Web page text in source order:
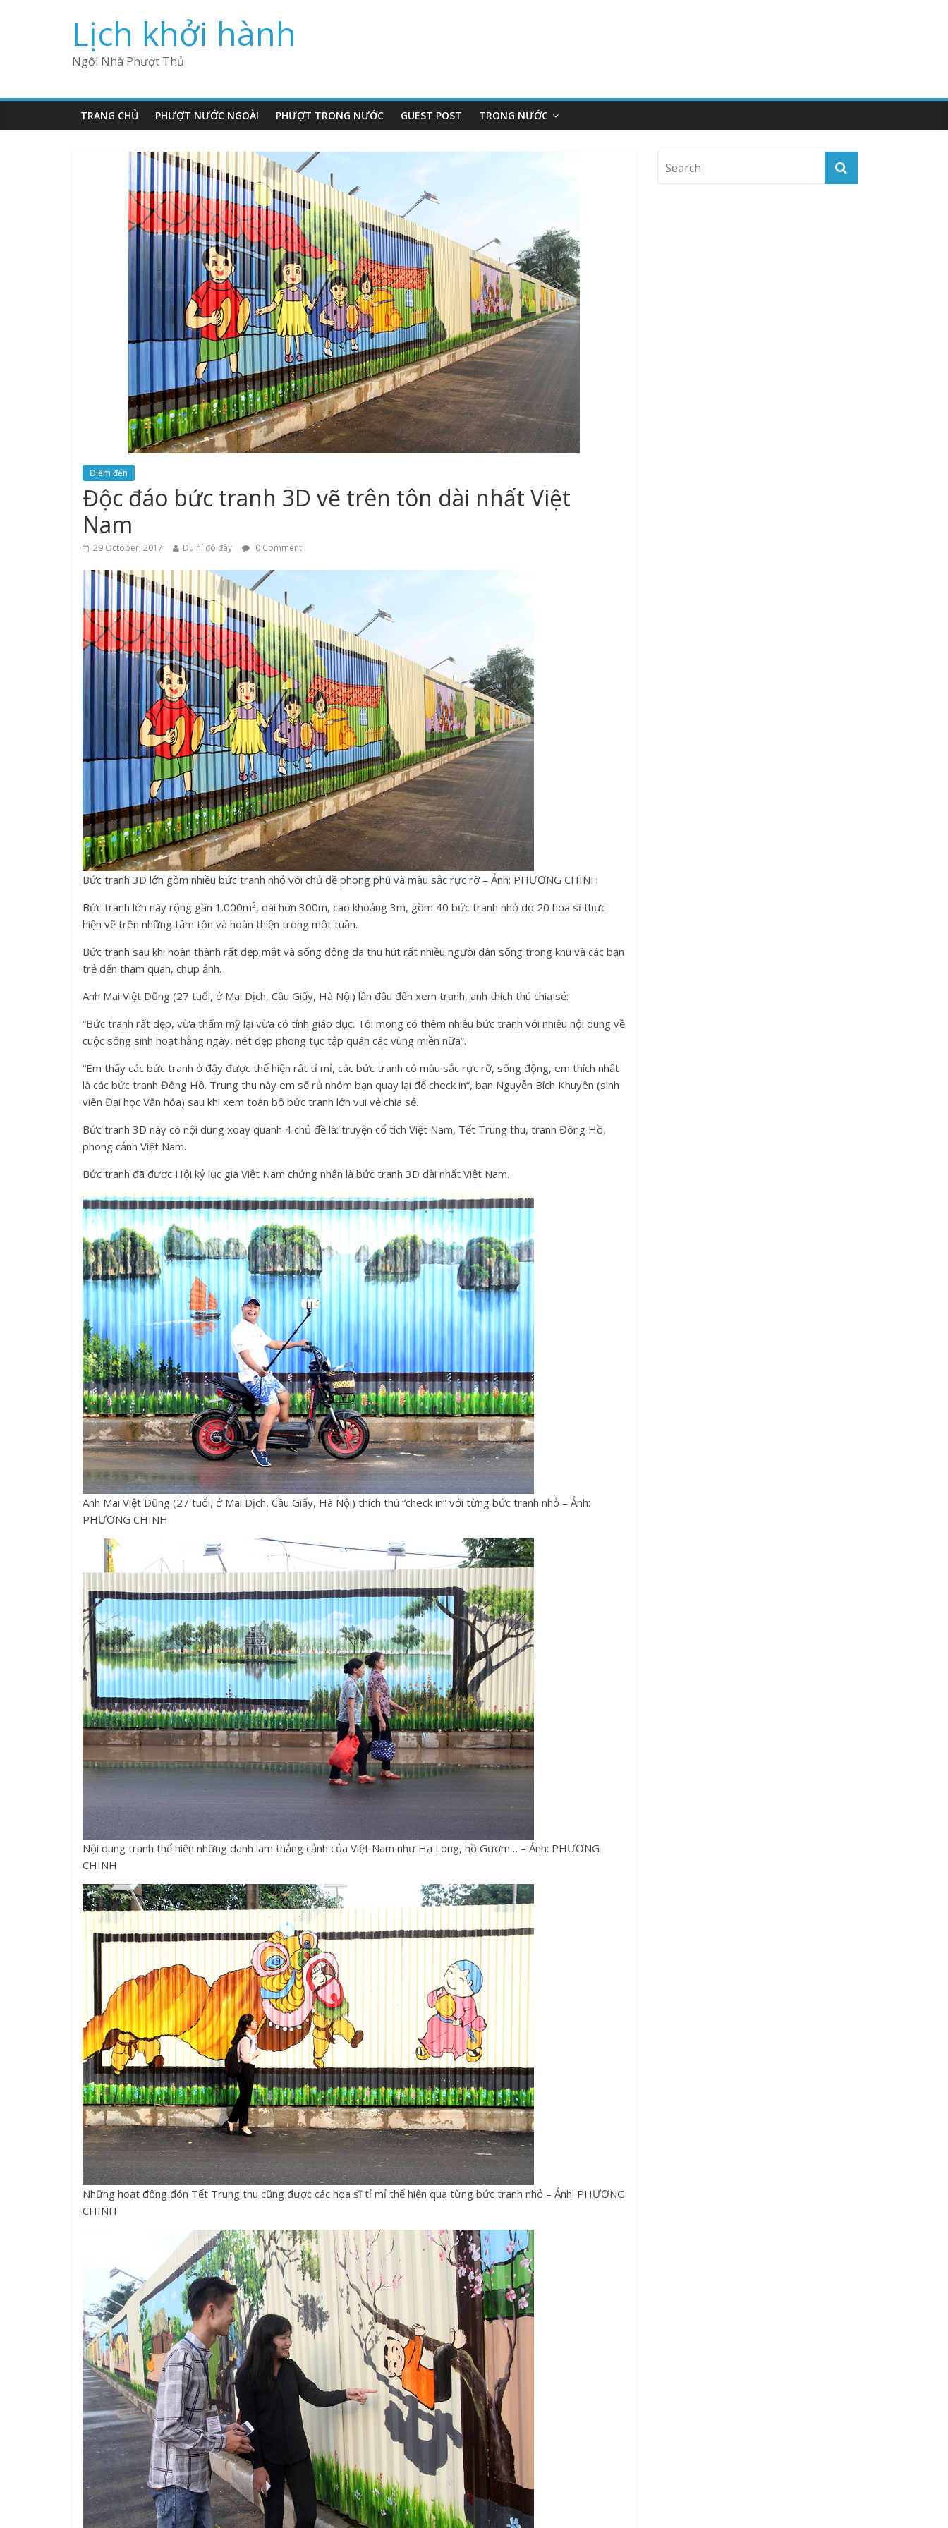
Lịch khởi hành
Ngôi Nhà Phượt Thủ
TRANG CHỦ PHƯỢT NƯỚC NGOÀI PHƯỢT TRONG NƯỚC GUEST POST TRONG NƯỚC
Điểm đến
Độc đáo bức tranh 3D vẽ trên tôn dài nhất Việt
Nam
29 October, 2017 Du hí đó đây 0 Comment
Bức tranh 3D lớn gồm nhiều bức tranh nhỏ với chủ đề phong phú và màu sắc rực rỡ – Ảnh: PHƯƠNG CHINH
Bức tranh lớn này rộng gần 1.000m2, dài hơn 300m, cao khoảng 3m, gồm 40 bức tranh nhỏ do 20 họa sĩ thực
hiện vẽ trên những tấm tôn và hoàn thiện trong một tuần.
Bức tranh sau khi hoàn thành rất đẹp mắt và sống động đã thu hút rất nhiều người dân sống trong khu và các bạn
trẻ đến tham quan, chụp ảnh.
Anh Mai Việt Dũng (27 tuổi, ở Mai Dịch, Cầu Giấy, Hà Nội) lần đầu đến xem tranh, anh thích thú chia sẻ:
“Bức tranh rất đẹp, vừa thẩm mỹ lại vừa có tính giáo dục. Tôi mong có thêm nhiều bức tranh với nhiều nội dung về
cuộc sống sinh hoạt hằng ngày, nét đẹp phong tục tập quán các vùng miền nữa”.
“Em thấy các bức tranh ở đây được thể hiện rất tỉ mỉ, các bức tranh có màu sắc rực rỡ, sống động, em thích nhất
là các bức tranh Đông Hồ. Trung thu này em sẽ rủ nhóm bạn quay lại để check in“, bạn Nguyễn Bích Khuyên (sinh
viên Đại học Văn hóa) sau khi xem toàn bộ bức tranh lớn vui vẻ chia sẻ.
Bức tranh 3D này có nội dung xoay quanh 4 chủ đề là: truyện cổ tích Việt Nam, Tết Trung thu, tranh Đông Hồ,
phong cảnh Việt Nam.
Bức tranh đã được Hội kỷ lục gia Việt Nam chứng nhận là bức tranh 3D dài nhất Việt Nam.
Anh Mai Việt Dũng (27 tuổi, ở Mai Dịch, Cầu Giấy, Hà Nội) thích thú “check in” với từng bức tranh nhỏ – Ảnh:
PHƯƠNG CHINH
Nội dung tranh thể hiện những danh lam thắng cảnh của Việt Nam như Hạ Long, hồ Gươm… – Ảnh: PHƯƠNG
CHINH
Những hoạt động đón Tết Trung thu cũng được các họa sĩ tỉ mỉ thể hiện qua từng bức tranh nhỏ – Ảnh: PHƯƠNG
CHINH